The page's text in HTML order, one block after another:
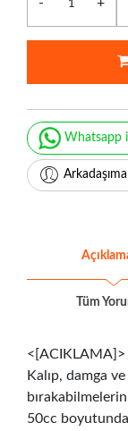
Whatsapp
Tüm
<[ACIKLAMA]>
Kalıp, damga
50cc